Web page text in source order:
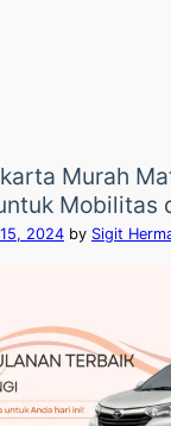
Murah
Mobilitas
2024 by Sigit